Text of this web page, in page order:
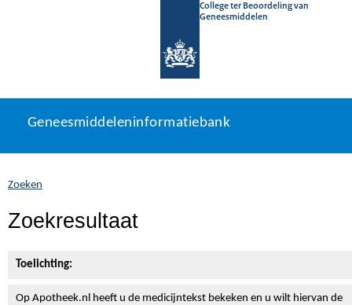
College ter Beoordeling van
Geneesmiddelen
naar
Geneesmiddeleninformatiebank
U
zich
hier:
Geneesmiddeleninformatiebank
Zoeken
Zoekresultaat
Toelichting:
Op Apotheek.nl heeft u de medicijntekst bekeken en u wilt hiervan de